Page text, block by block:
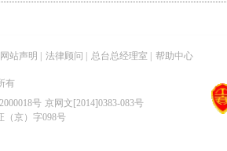
网站声明 法律顾问 总台总经理室 帮助中心
有
号 京网文[2014]0383-083号
（京）字098号